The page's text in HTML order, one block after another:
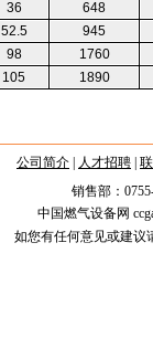
36
648
52.5
945
98
1760
105 1890
公司简介 人才招聘
销售部：
中国燃气设备网
如您有任何意见或建议